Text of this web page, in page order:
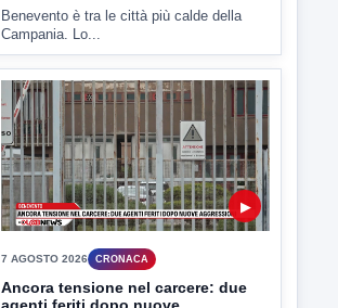
7 AGOSTO 2026
Benevento tra le città più roventi
della Campania, piazza Fusco
raggiunge i 45 gradi
Benevento è tra le città più calde della
Campania. Lo...
▶